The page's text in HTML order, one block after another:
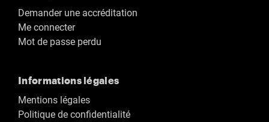
Demander une accréditation
Me connecter
Mot de passe perdu
Informations légales
Mentions légales
Politique de confidentialité